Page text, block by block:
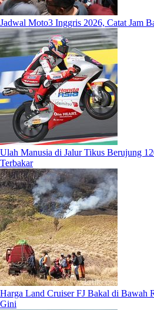
Jadwal Moto3 Inggris 2026, Catat Jam
Ulah Manusia di Jalur Tikus Berujung
Terbakar
Harga Land Cruiser FJ Bakal di Bawah
Gini